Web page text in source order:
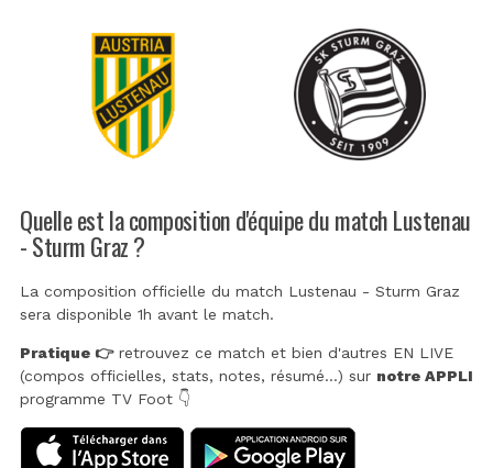
Quelle est la composition d'équipe du match Lustenau
- Sturm Graz ?
La composition officielle du match Lustenau - Sturm Graz
sera disponible 1h avant le match.
Pratique 👉retrouvez ce match et bien d'autres EN LIVE
(compos officielles, stats, notes, résumé...) sur notre APPLI
programme TV Foot 👇